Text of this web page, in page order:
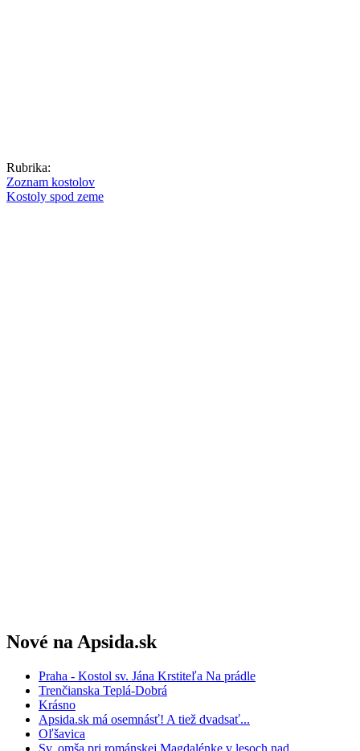
Rubrika:
Zoznam kostolov
Kostoly spod zeme
Nové na Apsida.sk
Praha - Kostol sv. Jána Krstiteľa Na prádle
Trenčianska Teplá-Dobrá
Krásno
Apsida.sk má osemnásť! A tiež dvadsať...
Oľšavica
Sv. omša pri románskej Magdalénke v lesoch nad